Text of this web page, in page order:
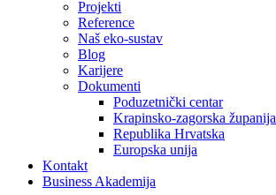
Projekti
Reference
Naš eko-sustav
Blog
Karijere
Dokumenti
Poduzetnički centar
Krapinsko-zagorska županija
Republika Hrvatska
Europska unija
Kontakt
Business Akademija